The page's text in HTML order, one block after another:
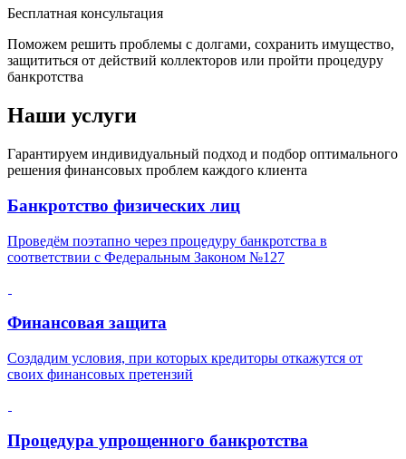
Бесплатная консультация
Поможем решить проблемы с долгами, сохранить имущество,
защититься от действий коллекторов или пройти процедуру
банкротства
Наши услуги
Гарантируем индивидуальный подход и подбор оптимального
решения финансовых проблем каждого клиента
Банкротство физических лиц
Проведём поэтапно через процедуру банкротства в
соответствии с Федеральным Законом №127
Финансовая защита
Создадим условия, при которых кредиторы откажутся от
своих финансовых претензий
Процедура упрощенного банкротства